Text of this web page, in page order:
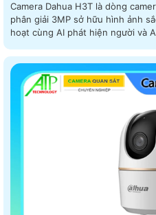
Camera Dahua H3T là dòng
phân giải 3MP sở hữu hình ảnh
hoạt cùng AI phát hiện người và